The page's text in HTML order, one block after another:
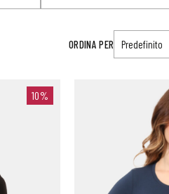
ORDINA PER
10%